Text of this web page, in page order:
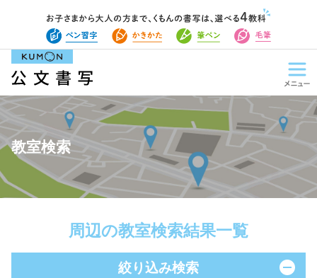
教室検索
周辺の教室検索結果一覧
絞り込み検索